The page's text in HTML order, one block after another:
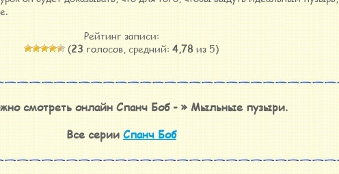
Рейтинг записи:
(23 голосов, средний: 4,78 из 5)
смотреть онлайн Спанч Боб - » Мыльные пузыри.
Все серии Спанч Боб